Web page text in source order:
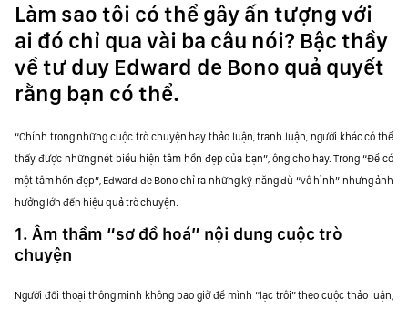
Làm sao tôi có thể gây ấn tượng với
ai đó chỉ qua vài ba câu nói? Bậc thầy
về tư duy Edward de Bono quả quyết
rằng bạn có thể.
“Chính trong những cuộc trò chuyện hay thảo luận, tranh luận, người khác có thể
thấy được những nét biểu hiện tâm hồn đẹp của bạn”, ông cho hay. Trong “Để có
một tâm hồn đẹp”, Edward de Bono chỉ ra những kỹ năng dù “vô hình” nhưng ảnh
hưởng lớn đến hiệu quả trò chuyện.
1. Âm thầm “sơ đồ hoá” nội dung cuộc trò
chuyện
Người đối thoại thông minh không bao giờ để mình “lạc trôi” theo cuộc thảo luận,